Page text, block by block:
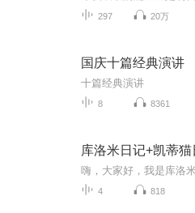
297 20万
国庆十篇经典演讲
十篇经典演讲
8 8361
库洛米日记+凯蒂
4 818